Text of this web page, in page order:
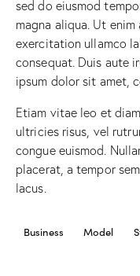
sed do eiusmod
magna aliqua. Ut
exercitation ullamco
consequat. Duis aute
ipsum dolor sit amet,
Etiam vitae leo et
ultricies risus, vel
congue euismod.
placerat, a tempor
lacus.
Business Model